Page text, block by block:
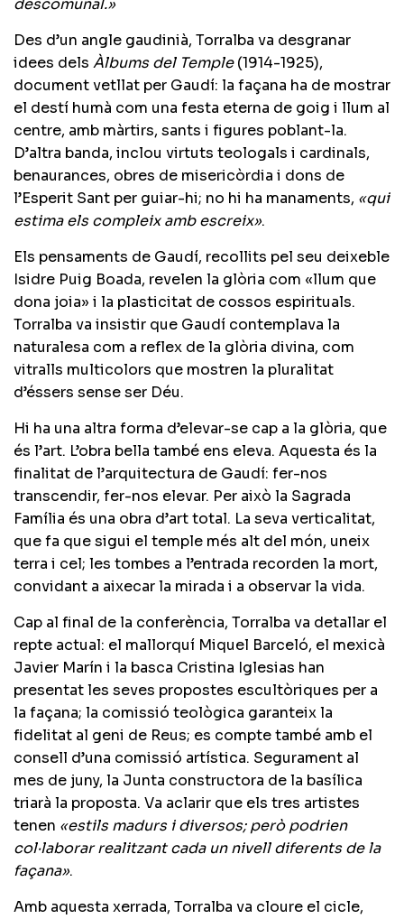
descomunal.»
Des d’un angle gaudinià, Torralba va desgranar
idees dels Àlbums del Temple(1914-1925),
document vetllat per Gaudí: la façana ha de mostrar
el destí humà com una festa eterna de goig i llum al
centre, amb màrtirs, sants i figures poblant-la.
D’altra banda, inclou virtuts teologals i cardinals,
benaurances, obres de misericòrdia i dons de
l’Esperit Sant per guiar-hi; no hi ha manaments, «qui
estima els compleix amb escreix».
Els pensaments de Gaudí, recollits pel seu deixeble
Isidre Puig Boada, revelen la glòria com «llum que
dona joia» i la plasticitat de cossos espirituals.
Torralba va insistir que Gaudí contemplava la
naturalesa com a reflex de la glòria divina, com
vitralls multicolors que mostren la pluralitat
d’éssers sense ser Déu.
Hi ha una altra forma d’elevar-se cap a la glòria, que
és l’art. L’obra bella també ens eleva. Aquesta és la
finalitat de l’arquitectura de Gaudí: fer-nos
transcendir, fer-nos elevar. Per això la Sagrada
Família és una obra d’art total. La seva verticalitat,
que fa que sigui el temple més alt del món, uneix
terra i cel; les tombes a l’entrada recorden la mort,
convidant a aixecar la mirada i a observar la vida.
Cap al final de la conferència, Torralba va detallar el
repte actual: el mallorquí Miquel Barceló, el mexicà
Javier Marín i la basca Cristina Iglesias han
presentat les seves propostes escultòriques per a
la façana; la comissió teològica garanteix la
fidelitat al geni de Reus; es compte també amb el
consell d’una comissió artística. Segurament al
mes de juny, la Junta constructora de la basílica
triarà la proposta. Va aclarir que els tres artistes
tenen «estils madurs i diversos; però podrien
col·laborar realitzant cada un nivell diferents de la
façana».
Amb aquesta xerrada, Torralba va cloure el cicle,